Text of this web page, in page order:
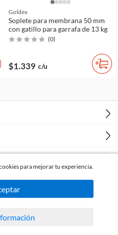
Goldex
Soplete para membrana 50 mm
con gatillo para garrafa de 13 kg
(0)
$1.339 c/u
Sodimac S.A. | R.U.T. 216996650015.
para mejorar tu experiencia.